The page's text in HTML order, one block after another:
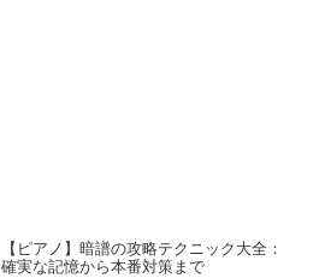
【ピアノ】暗譜の攻略テクニック大全：
確実な記憶から本番対策まで